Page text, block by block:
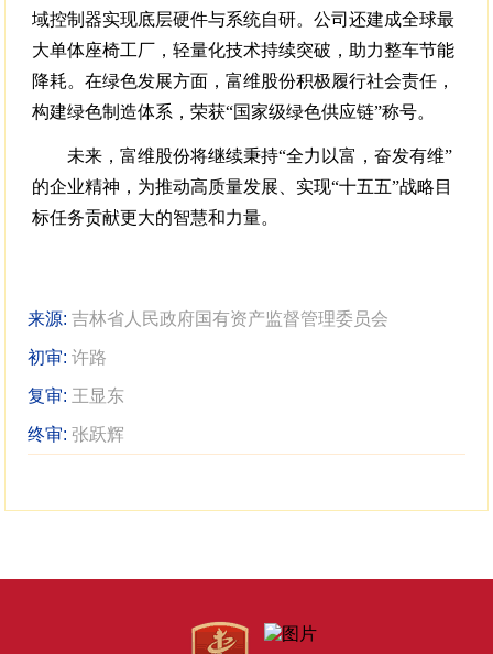
域控制器实现底层硬件与系统自研。公司还建成全球最
大单体座椅工厂，轻量化技术持续突破，助力整车节能
降耗。在绿色发展方面，富维股份积极履行社会责任，
构建绿色制造体系，荣获“国家级绿色供应链”称号。
未来，富维股份将继续秉持“全力以富，奋发有维”
的企业精神，为推动高质量发展、实现“十五五”战略目
标任务贡献更大的智慧和力量。
来源:吉林省人民政府国有资产监督管理委员会
初审:许路
复审: 王显东
终审:张跃辉